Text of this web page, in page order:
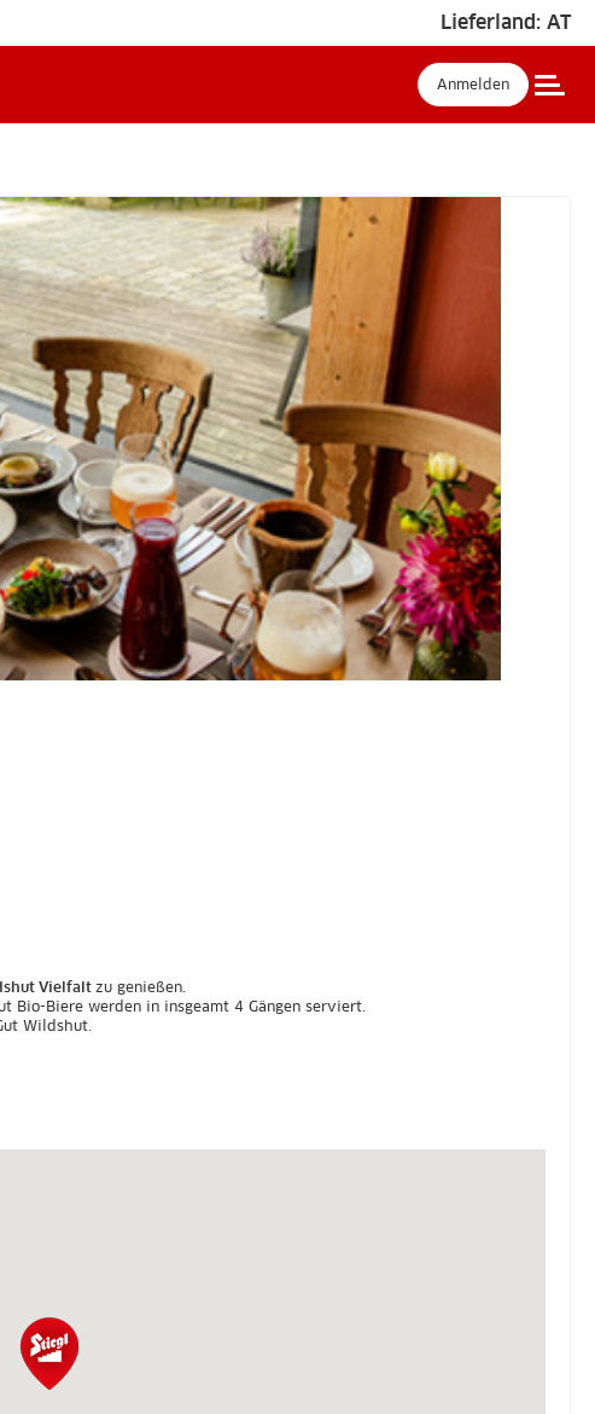
Lieferland: AT
Anmelden
Vielfaltzu genießen.
Bio-Biere werden in insgeamt 4 Gängen serviert.
Wildshut.